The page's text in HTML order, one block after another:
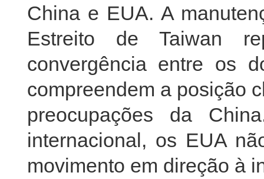
China e EUA. A
Estreito de Taiwan
convergência entre os
compreendem a posição
preocupações da
internacional, os EUA
movimento em direção à